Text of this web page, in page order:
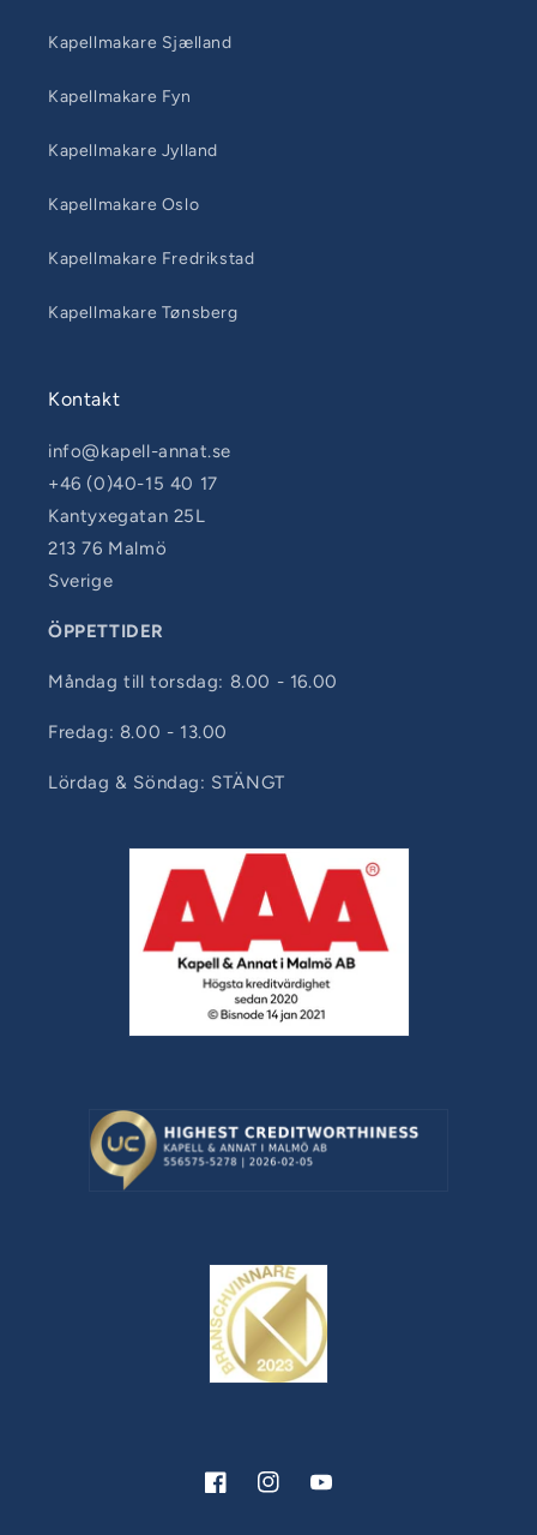
Kapellmakare Sjælland
Kapellmakare Fyn
Kapellmakare Jylland
Kapellmakare Oslo
Kapellmakare Fredrikstad
Kapellmakare Tønsberg
Kontakt
info@kapell-annat.se
+46 (0)40-15 40 17
Kantyxegatan 25L
213 76 Malmö
Sverige
ÖPPETTIDER
Måndag till torsdag: 8.00 - 16.00
Fredag: 8.00 - 13.00
Lördag & Söndag: STÄNGT
FacebookInstagramYouTube